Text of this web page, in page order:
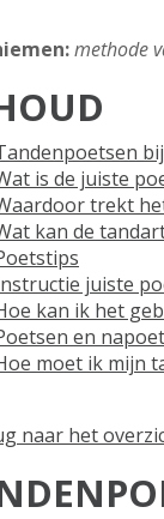
methode
is de juiste
trekt
kan de
juiste
kan ik het
en
moet ik mijn
naar het